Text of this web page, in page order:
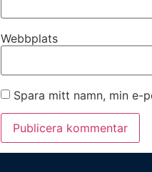
Webbplats
Spara mitt namn, min e-